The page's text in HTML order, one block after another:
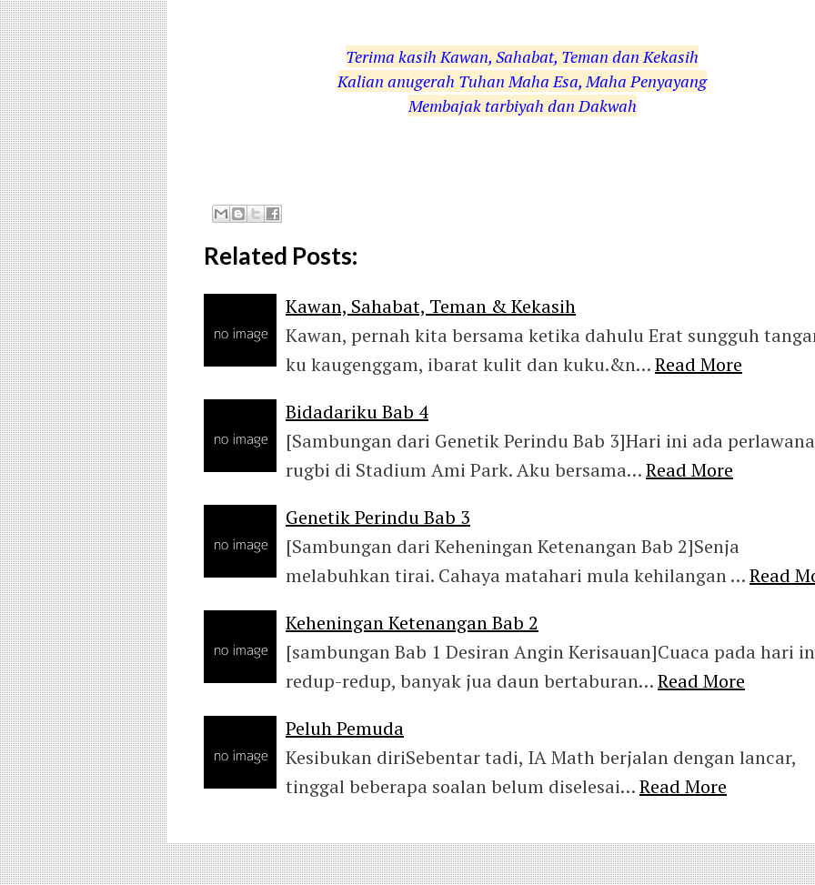
Terima kasih Kawan, Sahabat, Teman dan Kekasih
Kalian anugerah Tuhan Maha Esa, Maha Penyayang
Membajak tarbiyah dan Dakwah
Related Posts:
Kawan, Sahabat, Teman & Kekasih
Kawan, pernah kita bersama ketika dahulu Erat sungguh
ku kaugenggam, ibarat kulit dan kuku.&n…Read More
Bidadariku Bab 4
[Sambungan dari Genetik Perindu Bab 3]Hari ini ada
rugbi di Stadium Ami Park. Aku bersama…Read More
Genetik Perindu Bab 3
[Sambungan dari Keheningan Ketenangan Bab 2]Senja
melabuhkan tirai. Cahaya matahari mula kehilangan …Read
Keheningan Ketenangan Bab 2
[sambungan Bab 1 Desiran Angin Kerisauan]Cuaca pada hari
redup-redup, banyak jua daun bertaburan…Read More
Peluh Pemuda
Kesibukan diriSebentar tadi, IA Math berjalan dengan lancar,
tinggal beberapa soalan belum diselesai…Read More